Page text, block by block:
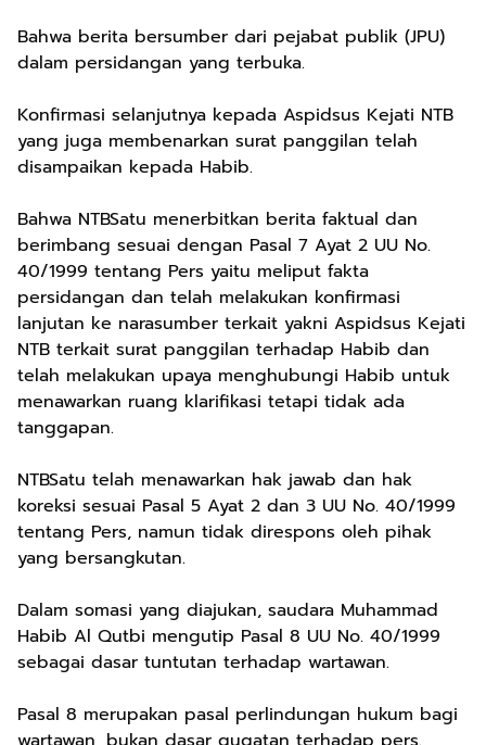
Bahwa berita bersumber dari pejabat publik (JPU)
dalam persidangan yang terbuka.
Konfirmasi selanjutnya kepada Aspidsus Kejati NTB
yang juga membenarkan surat panggilan telah
disampaikan kepada Habib.
Bahwa NTBSatu menerbitkan berita faktual dan
berimbang sesuai dengan Pasal 7 Ayat 2 UU No.
40/1999 tentang Pers yaitu meliput fakta
persidangan dan telah melakukan konfirmasi
lanjutan ke narasumber terkait yakni Aspidsus Kejati
NTB terkait surat panggilan terhadap Habib dan
telah melakukan upaya menghubungi Habib untuk
menawarkan ruang klarifikasi tetapi tidak ada
tanggapan.
NTBSatu telah menawarkan hak jawab dan hak
koreksi sesuai Pasal 5 Ayat 2 dan 3 UU No. 40/1999
tentang Pers, namun tidak direspons oleh pihak
yang bersangkutan.
Dalam somasi yang diajukan, saudara Muhammad
Habib Al Qutbi mengutip Pasal 8 UU No. 40/1999
sebagai dasar tuntutan terhadap wartawan.
Pasal 8 merupakan pasal perlindungan hukum bagi